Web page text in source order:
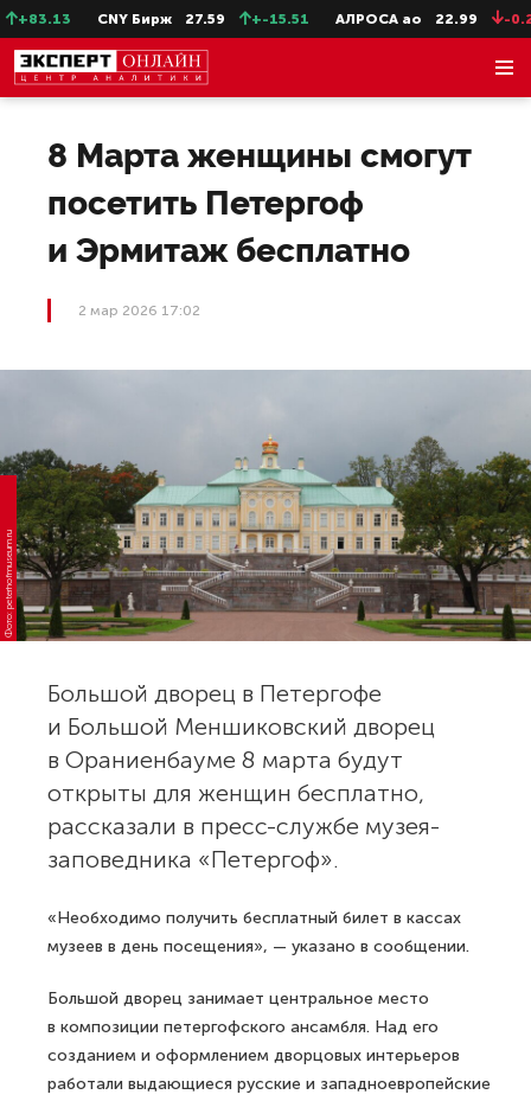
CNY Бирж 27.59 +-15.51 АЛРОСА ао 22.99 -0.25
8 Марта женщины смогут
посетить Петергоф
и Эрмитаж бесплатно
2 мар 2026 17:02
Фото: peterhofmuseum.ru
Большой дворец в Петергофе
и Большой Меншиковский дворец
в Ораниенбауме 8 марта будут
открыты для женщин бесплатно,
рассказали в пресс-службе музея-
заповедника «Петергоф».
«Необходимо получить бесплатный билет в кассах
музеев в день посещения», — указано в сообщении.
Большой дворец занимает центральное место
в композиции петергофского ансамбля. Над его
созданием и оформлением дворцовых интерьеров
работали выдающиеся русские и западноевропейские